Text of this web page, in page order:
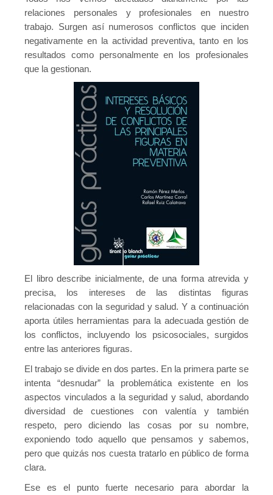
Contacto
relaciones personales y profesionales en nuestro
trabajo. Surgen así numerosos conflictos que inciden
negativamente en la actividad preventiva, tanto en los
resultados como personalmente en los profesionales
que la gestionan.
El libro describe inicialmente, de una forma atrevida y
precisa, los intereses de las distintas figuras
relacionadas con la seguridad y salud. Y a continuación
aporta útiles herramientas para la adecuada gestión de
los conflictos, incluyendo los psicosociales, surgidos
entre las anteriores figuras.
El trabajo se divide en dos partes. En la primera parte se
intenta “desnudar” la problemática existente en los
aspectos vinculados a la seguridad y salud, abordando
diversidad de cuestiones con valentía y también
respeto, pero diciendo las cosas por su nombre,
exponiendo todo aquello que pensamos y sabemos,
pero que quizás nos cuesta tratarlo en público de forma
clara.
Ese es el punto fuerte necesario para abordar la